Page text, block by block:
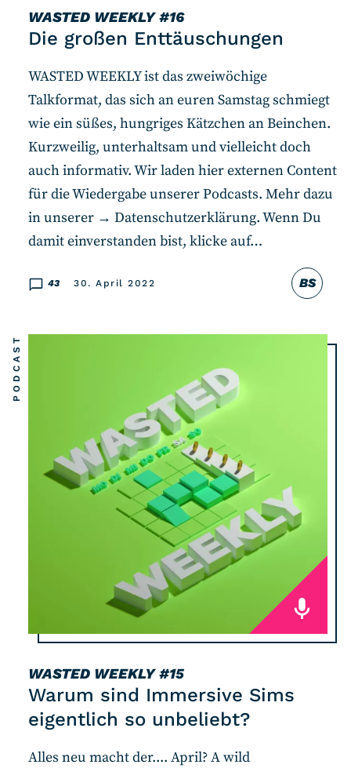
WASTED WEEKLY#16
Die großen Enttäuschungen
BS
43 30. April 2022
WASTED WEEKLY ist das zweiwöchige
Talkformat, das sich an euren Samstag schmiegt
wie ein süßes, hungriges Kätzchen an Beinchen.
Kurzweilig, unterhaltsam und vielleicht doch
auch informativ. Wir laden hier externen Content
für die Wiedergabe unserer Podcasts. Mehr dazu
in unserer → Datenschutzerklärung. Wenn Du
damit einverstanden bist, klicke auf…
WASTED WEEKLY#15
Warum sind Immersive Sims
eigentlich so unbeliebt?
PODCAST
Alles neu macht der.... April? A wild